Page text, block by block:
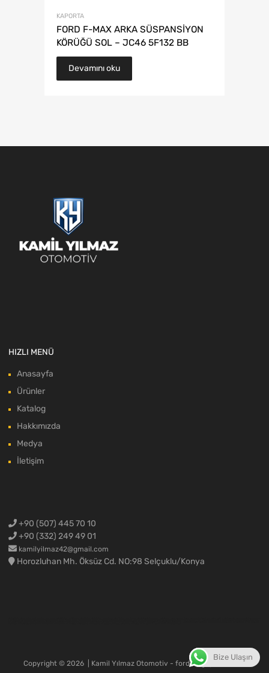
KAPORTA
FORD F-MAX ARKA SÜSPANSİYON
KÖRÜĞÜ SOL – JC46 5F132 BB
Devamını oku
HIZLI MENÜ
Anasayfa
Ürünler
Katalog
Hakkımızda
Medya
İletişim
+90 (507) 445 70 10
+90 (332) 249 49 01
kamilyilmaz42@gmail.com
Horozluhan Mh. Öksüz Cd. NO:98 Selçuklu/Konya
Copyright © 2026 | Kamil Yılmaz Otomotiv - fordcargoparca.com
Bize Ulaşın